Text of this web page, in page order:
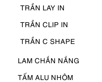
TRẦN LAY IN
TRẦN CLIP IN
TRẦN C SHAPE
LAM CHẮN NẮNG
TẤM ALU NHÔM